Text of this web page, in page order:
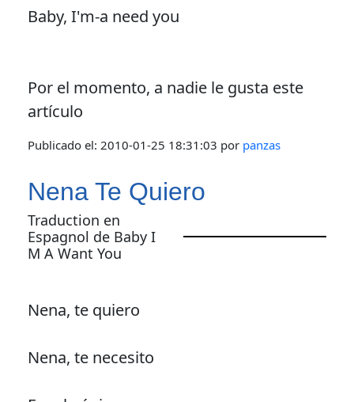
Baby, I'm-a need you
Por el momento, a nadie le gusta este
artículo
Publicado el: 2010-01-25 18:31:03 por panzas
Nena Te Quiero
Traduction en
Espagnol de Baby I
M A Want You
Nena, te quiero
Nena, te necesito